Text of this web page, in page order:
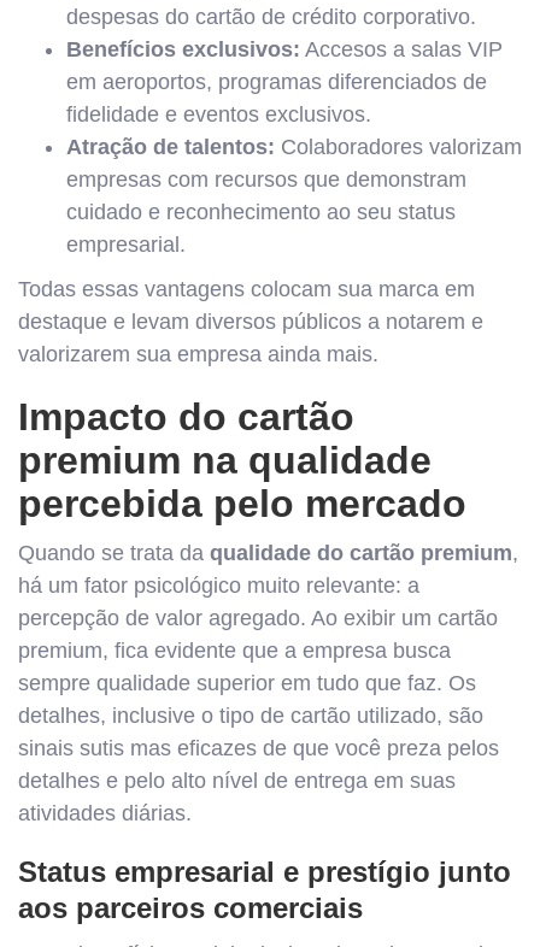
despesas do cartão de crédito corporativo.
Benefícios exclusivos: Accesos a salas VIP
em aeroportos, programas diferenciados de
fidelidade e eventos exclusivos.
Atração de talentos: Colaboradores valorizam
empresas com recursos que demonstram
cuidado e reconhecimento ao seu status
empresarial.
Todas essas vantagens colocam sua marca em
destaque e levam diversos públicos a notarem e
valorizarem sua empresa ainda mais.
Impacto do cartão
premium na qualidade
percebida pelo mercado
Quando se trata da qualidade do cartão premium,
há um fator psicológico muito relevante: a
percepção de valor agregado. Ao exibir um cartão
premium, fica evidente que a empresa busca
sempre qualidade superior em tudo que faz. Os
detalhes, inclusive o tipo de cartão utilizado, são
sinais sutis mas eficazes de que você preza pelos
detalhes e pelo alto nível de entrega em suas
atividades diárias.
Status empresarial e prestígio junto
aos parceiros comerciais